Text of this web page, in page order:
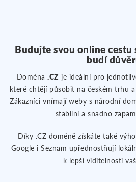
Budujte svou online cestu
budí
Doména.CZ je ideální pro
které chtějí působit na českém trhu
Zákazníci vnímají weby s národní
stabilní a snadno
Díky .CZ doméně získáte také
Google i Seznam upřednostňují
k lepší viditelnosti